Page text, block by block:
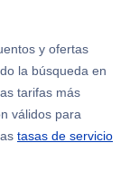
y ofertas
la búsqueda en
tarifas más
válidos para
tasas de servicio